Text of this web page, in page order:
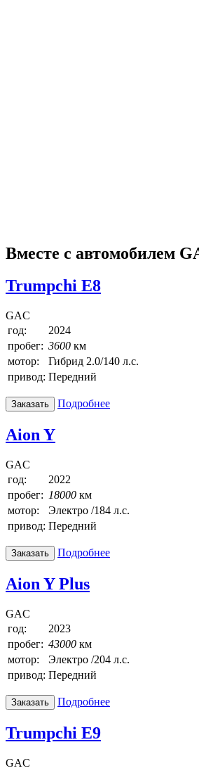
Вместе с автомобилем
Trumpchi E8
GAC
год:
2024
пробег: 3600 км
мотор:
Гибрид 2.0/140 л.с.
привод: Передний
Заказать Подробнее
Aion Y
GAC
год:
2022
пробег: 18000 км
мотор:
Электро /184 л.с.
привод: Передний
Заказать Подробнее
Aion Y Plus
GAC
год:
2023
пробег: 43000 км
мотор:
Электро /204 л.с.
привод: Передний
Заказать Подробнее
Trumpchi E9
GAC